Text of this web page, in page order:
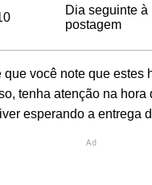
Dia seguinte à
postagem
que você note que estes
tenha atenção na hora
esperando a entrega
Ad